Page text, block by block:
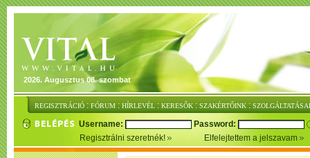
2026. Augusztus 08. szombat
REGISZTRÁCIÓ : FÓRUM : HÍRLEVÉL : KERESŐK : SZAKÉRTŐINK :
Username:
Password:
Regisztrálni szeretnék!
Elfelejtettem a jelszavam